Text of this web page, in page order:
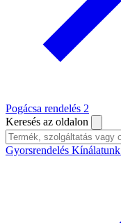
Pogácsa rendelés 2
Keresés az oldalon
Gyorsrendelés Kínálatunk